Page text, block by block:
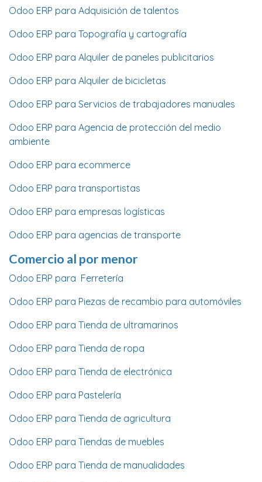
Odoo ERP para Adquisición de talentos
Odoo ERP para Topografía y cartografía
Odoo ERP para Alquiler de paneles publicitarios
Odoo ERP para Alquiler de bicicletas
Odoo ERP para Servicios de trabajadores manuales
Odoo ERP para Agencia de protección del medio
ambiente
Odoo ERP para ecommerce
Odoo ERP para transportistas
Odoo ERP para empresas logísticas
Odoo ERP para agencias de transporte
Comercio al por menor
Odoo ERP para Ferretería
Odoo ERP para Piezas de recambio para automóviles
Odoo ERP para Tienda de ultramarinos
Odoo ERP para Tienda de ropa
Odoo ERP para Tienda de electrónica
Odoo ERP para Pastelería
Odoo ERP para Tienda de agricultura
Odoo ERP para Tiendas de muebles
Odoo ERP para Tienda de manualidades